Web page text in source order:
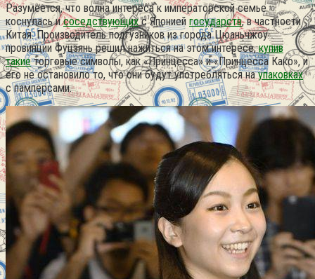
Разумеется, что волна интереса к императорской семье
коснулась исоседствующихс Японией государств, в частности
Китая.Производитель подгузников из города Цюаньчжоу
провинции Фуцзянь решил нажиться на этом интересе,купив
такиеторговые символы, как «Принцесса» и «Принцесса Како», и
его не остановило то, что они будут употребляться наупаковках
с памперсами.